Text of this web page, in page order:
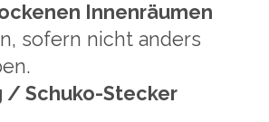
Innenräumen
sofern nicht anders
/ Schuko-Stecker